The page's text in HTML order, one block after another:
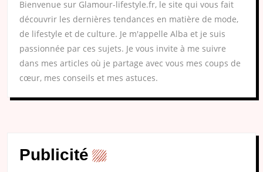
Bienvenue sur Glamour-lifestyle.fr, le site qui vous fait
découvrir les dernières tendances en matière de mode,
de lifestyle et de culture. Je m'appelle Alba et je suis
passionnée par ces sujets. Je vous invite à me suivre
dans mes articles où je partage avec vous mes coups de
cœur, mes conseils et mes astuces.
Publicité